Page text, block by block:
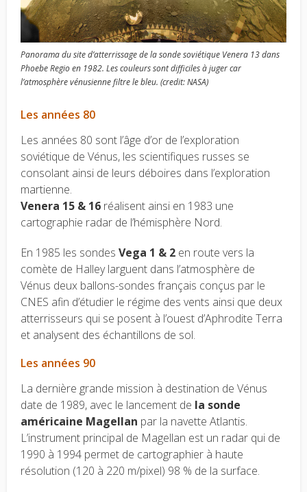
Panorama du site d’atterrissage de la sonde soviétique Venera 13 dans
Phoebe Regio en 1982. Les couleurs sont difficiles à juger car
l’atmosphère vénusienne filtre le bleu. (credit: NASA)
Les années 80
Les années 80 sont l’âge d’or de l’exploration
soviétique de Vénus, les scientifiques russes se
consolant ainsi de leurs déboires dans l’exploration
martienne.
Venera 15 & 16 réalisent ainsi en 1983 une
cartographie radar de l’hémisphère Nord.
En 1985 les sondes Vega 1 & 2 en route vers la
comète de Halley larguent dans l’atmosphère de
Vénus deux ballons-sondes français conçus par le
CNES afin d’étudier le régime des vents ainsi que deux
atterrisseurs qui se posent à l’ouest d’Aphrodite Terra
et analysent des échantillons de sol.
Les années 90
La dernière grande mission à destination de Vénus
date de 1989, avec le lancement de la sonde
américaine Magellan par la navette Atlantis.
L’instrument principal de Magellan est un radar qui de
1990 à 1994 permet de cartographier à haute
résolution (120 à 220 m/pixel) 98 % de la surface.